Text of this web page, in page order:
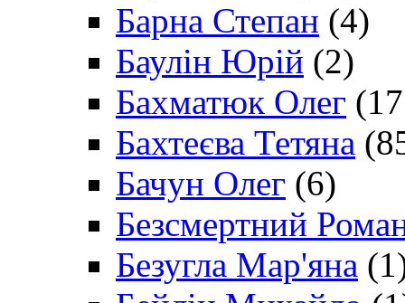
Барна Степан (4)
Баулін Юрій (2)
Бахматюк Олег
Бахтеєва Тетяна
Бачун Олег (6)
Безсмертний
Безугла Мар'яна